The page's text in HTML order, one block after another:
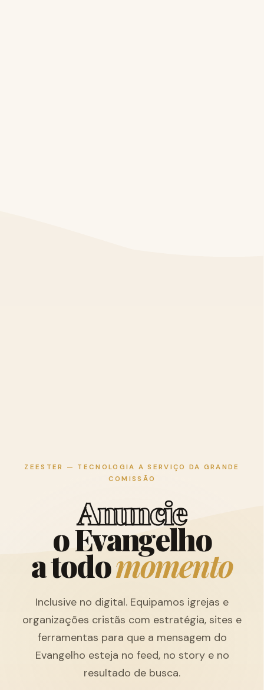
ZEESTER — TECNOLOGIA A SERVIÇO DA GRANDE
COMISSÃO
Anuncie
oEvangelho
atodomomento
Inclusive no digital. Equipamos igrejas e
organizações cristãs com estratégia, sites e
ferramentas para que a mensagem do
Evangelho esteja no feed, no story e no
resultado de busca.